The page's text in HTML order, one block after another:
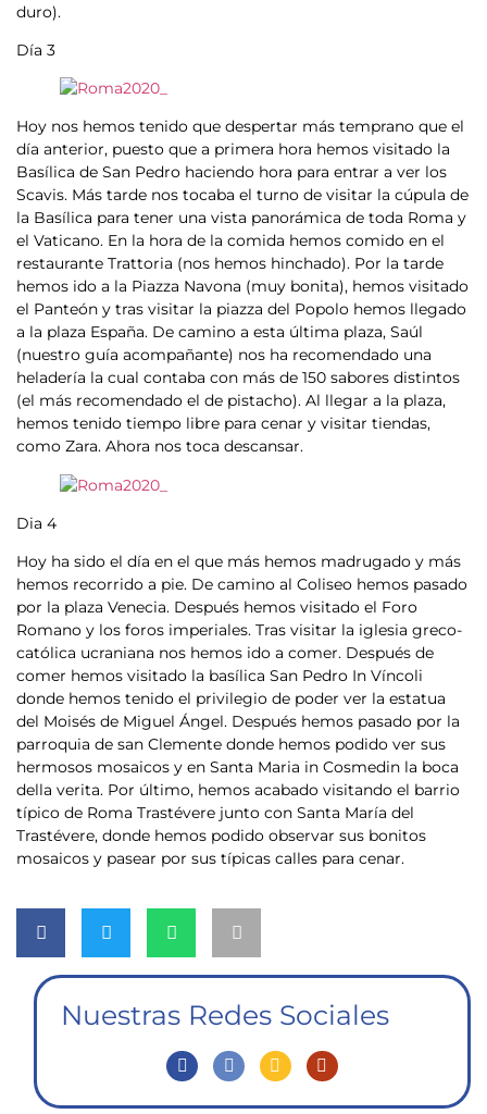
duro).
Día 3
Hoy nos hemos tenido que despertar más temprano que el
día anterior, puesto que a primera hora hemos visitado la
Basílica de San Pedro haciendo hora para entrar a ver los
Scavis. Más tarde nos tocaba el turno de visitar la cúpula de
la Basílica para tener una vista panorámica de toda Roma y
el Vaticano. En la hora de la comida hemos comido en el
restaurante Trattoria (nos hemos hinchado). Por la tarde
hemos ido a la Piazza Navona (muy bonita), hemos visitado
el Panteón y tras visitar la piazza del Popolo hemos llegado
a la plaza España. De camino a esta última plaza, Saúl
(nuestro guía acompañante) nos ha recomendado una
heladería la cual contaba con más de 150 sabores distintos
(el más recomendado el de pistacho). Al llegar a la plaza,
hemos tenido tiempo libre para cenar y visitar tiendas,
como Zara. Ahora nos toca descansar.
Dia 4
Hoy ha sido el día en el que más hemos madrugado y más
hemos recorrido a pie. De camino al Coliseo hemos pasado
por la plaza Venecia. Después hemos visitado el Foro
Romano y los foros imperiales. Tras visitar la iglesia greco-
católica ucraniana nos hemos ido a comer. Después de
comer hemos visitado la basílica San Pedro In Víncoli
donde hemos tenido el privilegio de poder ver la estatua
del Moisés de Miguel Ángel. Después hemos pasado por la
parroquia de san Clemente donde hemos podido ver sus
hermosos mosaicos y en Santa Maria in Cosmedin la boca
della verita. Por último, hemos acabado visitando el barrio
típico de Roma Trastévere junto con Santa María del
Trastévere, donde hemos podido observar sus bonitos
mosaicos y pasear por sus típicas calles para cenar.
Nuestras Redes Sociales